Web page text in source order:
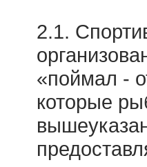
2.1.
«поймал -
которые